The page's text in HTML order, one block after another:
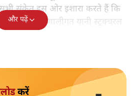
संकेत इस ओर इशारा करते हैं कि
गहरी और प्रणालीगत यानी स्ट्रक्चरल
और पढ़ें
करें